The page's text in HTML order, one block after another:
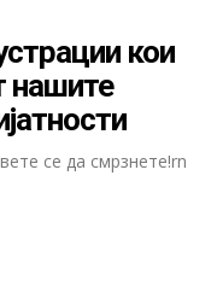
кои
нашите
се да смрзнете!rn